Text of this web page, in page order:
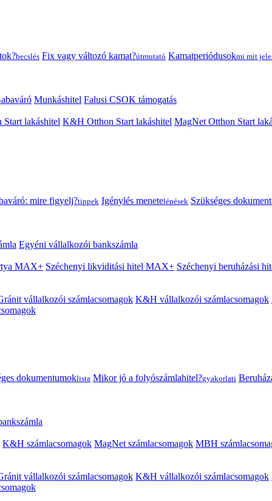
becslés Fix vagy változó kamat?útmutató Kamatperiódusokmi mit
Munkáshitel Falusi CSOK támogatás
lakáshitel K&H Otthon Start lakáshitel MagNet Otthon Start
mire figyelj?tippek Igénylés menetelépések Szükséges
Egyéni vállalkozói bankszámla
MAX+ Széchenyi likviditási hitel MAX+ Széchenyi beruházási
vállalkozói számlacsomagok K&H vállalkozói számlacsomagok
dokumentumoklista Mikor jó a folyószámlahitel?gyakorlati
K&H számlacsomagok MagNet számlacsomagok MBH
vállalkozói számlacsomagok K&H vállalkozói számlacsomagok